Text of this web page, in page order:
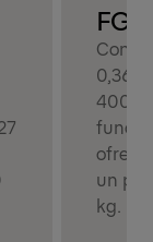
Con
0,36
4000
un
kg.